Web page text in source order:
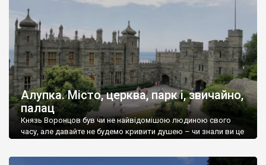
Алупка. Місто, церква, парк і, звичайно,
палац
Князь Воронцов був чи не найвідомішою людиною свого
часу, але давайте не будемо кривити душею – чи знали ви це